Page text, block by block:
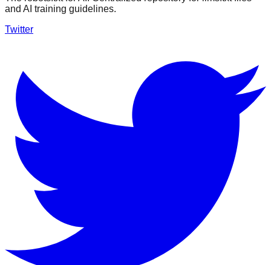
and AI training guidelines.
Twitter